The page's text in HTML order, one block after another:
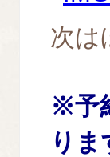
次は
※予
りま